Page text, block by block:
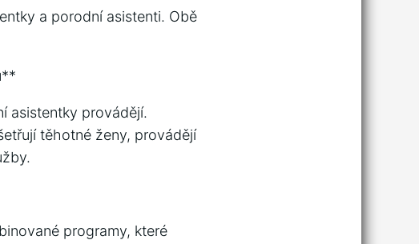
a porodní asistenti. Obě
asistentky provádějí.
těhotné ženy, provádějí
programy, které